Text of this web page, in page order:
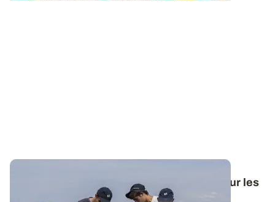
Orges d’hiver : quelles variétés choisir pour les